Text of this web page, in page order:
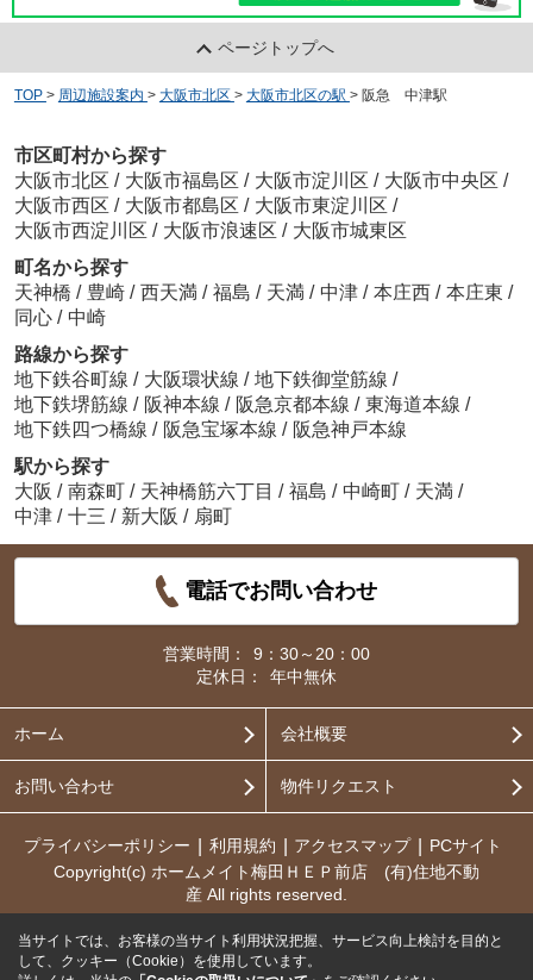
ページトップへ
TOP > 周辺施設案内 > 大阪市北区 > 大阪市北区の駅 > 阪急 中津駅
市区町村から探す
大阪市北区 / 大阪市福島区 / 大阪市淀川区 / 大阪市中央区 /
大阪市西区 / 大阪市都島区 / 大阪市東淀川区 /
大阪市西淀川区 / 大阪市浪速区 / 大阪市城東区
町名から探す
天神橋 / 豊崎 / 西天満 / 福島 / 天満 / 中津 / 本庄西 / 本庄東 /
同心 / 中崎
路線から探す
地下鉄谷町線 / 大阪環状線 / 地下鉄御堂筋線 /
地下鉄堺筋線 / 阪神本線 / 阪急京都本線 / 東海道本線 /
地下鉄四つ橋線 / 阪急宝塚本線 / 阪急神戸本線
駅から探す
大阪 / 南森町 / 天神橋筋六丁目 / 福島 / 中崎町 / 天満 /
中津 / 十三 / 新大阪 / 扇町
電話でお問い合わせ
営業時間：
9：30～20：00
定休日：
年中無休
ホーム 会社概要
お問い合わせ 物件リクエスト
プライバシーポリシー 利用規約 アクセスマップ
PCサイト
Copyright(c) ホームメイト梅田ＨＥＰ前店 (有)住地不動
産 All rights reserved.
当サイトでは、お客様の当サイト利用状況把握、サービス向上検討を目的と
して、クッキー（Cookie）を使用しています。